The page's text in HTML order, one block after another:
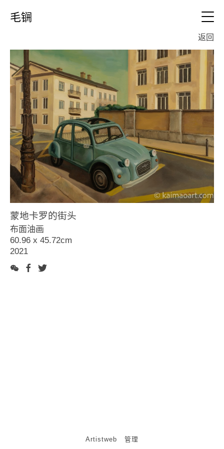
毛锎
简历
油画
版画
雕塑
摄影
展览
工作中
视频
评论
返回
蒙地卡罗的街头
布面油画
60.96 x 45.72cm
2021
Artistweb 管理